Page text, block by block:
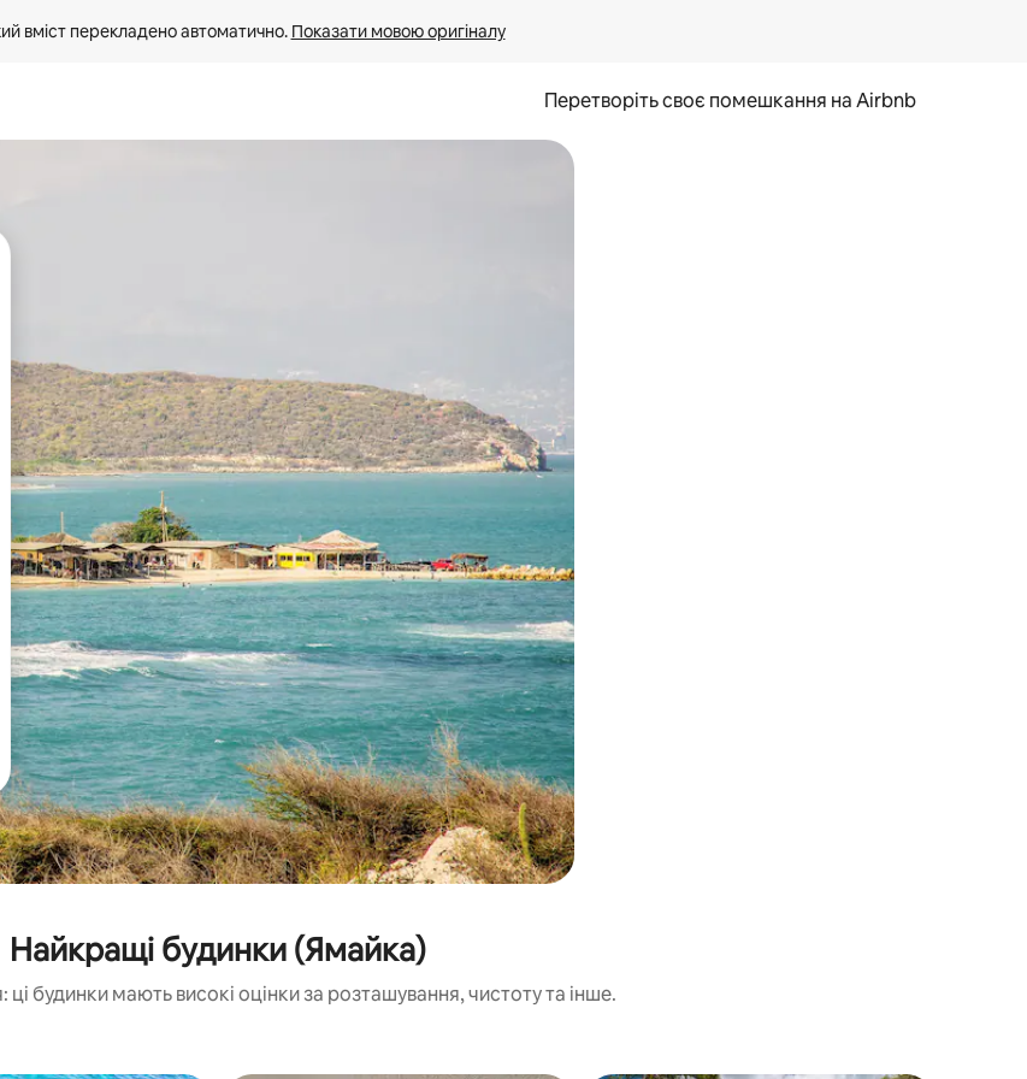
вміст перекладено автоматично. Показати мовою оригіналу
Перетворіть своє помешкання на Airbnb
сторінкою клавіші зі стрілками вгору та вниз або жести дотику та гортання.
Найкращі будинки (Ямайка)
ці будинки мають високі оцінки за розташування, чистоту та інше.